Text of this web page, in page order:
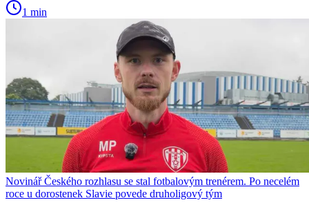
1 min
Novinář Českého rozhlasu se stal fotbalovým trenérem. Po necelém
roce u dorostenek Slavie povede druholigový tým